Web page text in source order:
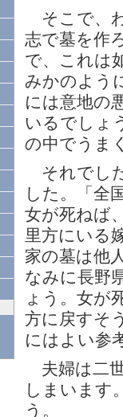
そこで、
志で墓を作
で、これは
みかのよう
には意地の
いるでしょ
の中でうま
それでし
した。「全
女が死ねば
里方にいる
家の墓は他
なみに長野
ょう。女が
方に戻すそ
にはよい参
夫婦は二
しまいます
う。